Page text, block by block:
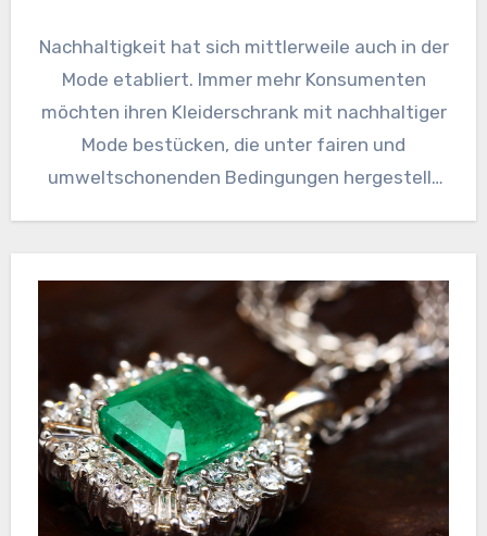
Nachhaltigkeit hat sich mittlerweile auch in der
Mode etabliert. Immer mehr Konsumenten
möchten ihren Kleiderschrank mit nachhaltiger
Mode bestücken, die unter fairen und
umweltschonenden Bedingungen hergestellt